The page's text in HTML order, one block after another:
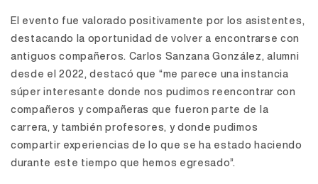
El evento fue valorado positivamente por los asistentes,
destacando la oportunidad de volver a encontrarse con
antiguos compañeros. Carlos Sanzana González, alumni
desde el 2022, destacó que “me parece una instancia
súper interesante donde nos pudimos reencontrar con
compañeros y compañeras que fueron parte de la
carrera, y también profesores, y donde pudimos
compartir experiencias de lo que se ha estado haciendo
durante este tiempo que hemos egresado”.